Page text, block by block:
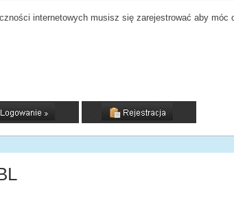
internetowych musisz się zarejestrować aby